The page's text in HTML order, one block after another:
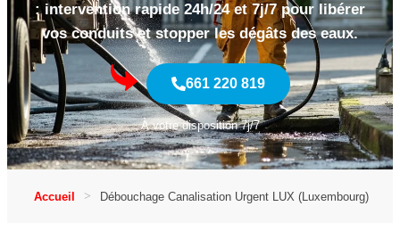
: intervention rapide 24h/24 et 7j/7 pour libérer
vos conduits et stopper les dégâts des eaux.
661 220 819
À votre disposition 7j/7
Accueil Débouchage Canalisation Urgent LUX (Luxembourg)